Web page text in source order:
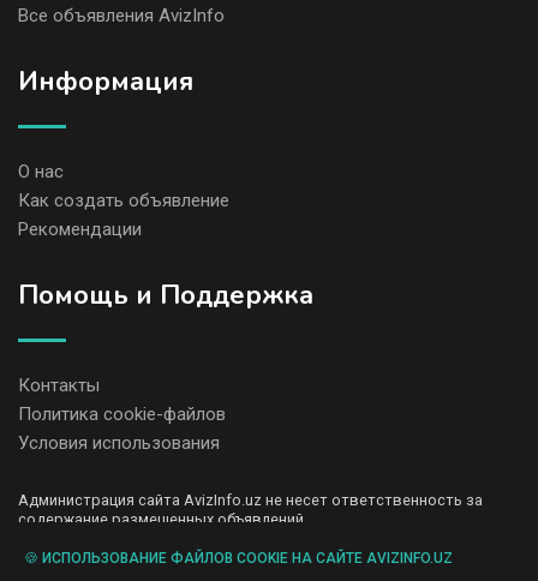
Все объявления AvizInfo
Информация
О нас
Как создать объявление
Рекомендации
Помощь и Поддержка
Контакты
Политика cookie-файлов
Условия использования
Администрация сайта AvizInfo.uz не несет ответственность за
содержание размещенных объявлений.
передаем и не продаем личную информацию зарегистрированных
🍪 ИСПОЛЬЗОВАНИЕ ФАЙЛОВ COOKIE НА САЙТЕ AVIZINFO.UZ